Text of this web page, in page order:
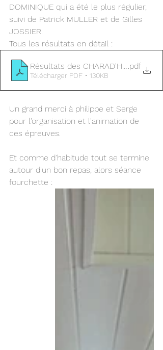
DOMINIQUE qui a été le plus régulier,
suivi de Patrick MULLER et de Gilles
JOSSIER.
Tous les résultats en détail :
Résultats des CHARAD'HIVER 2026
.pdf
Télécharger PDF • 130KB
Un grand merci à philippe et Serge
pour l'organisation et l'animation de
ces épreuves.
Et comme d'habitude tout se termine
autour d'un bon repas, alors séance
fourchette :